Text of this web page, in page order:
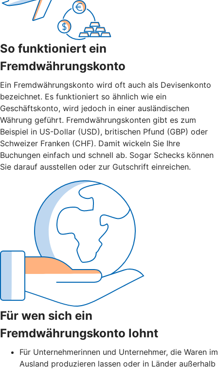
So funktioniert ein
Fremdwährungskonto
Ein Fremdwährungskonto wird oft auch als Devisenkonto
bezeichnet. Es funktioniert so ähnlich wie ein
Geschäftskonto, wird jedoch in einer ausländischen
Währung geführt. Fremdwährungskonten gibt es zum
Beispiel in US-Dollar (USD), britischen Pfund (GBP) oder
Schweizer Franken (CHF). Damit wickeln Sie Ihre
Buchungen einfach und schnell ab. Sogar Schecks können
Sie darauf ausstellen oder zur Gutschrift einreichen.
Für wen sich ein
Fremdwährungskonto lohnt
Für Unternehmerinnen und Unternehmer, die Waren im
Ausland produzieren lassen oder in Länder außerhalb